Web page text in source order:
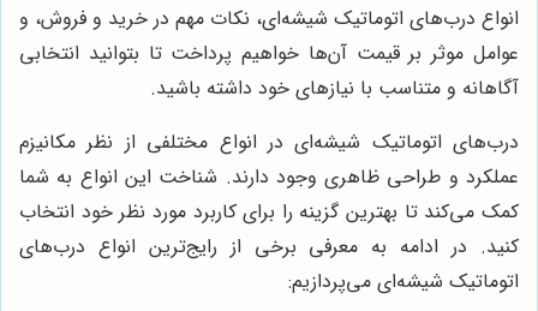
انواع درب‌های اتوماتیک شیشه‌ای، نکات مهم در خرید و فروش، و
عوامل موثر بر قیمت آن‌ها خواهیم پرداخت تا بتوانید انتخابی
آگاهانه و متناسب با نیازهای خود داشته باشید.
درب‌های اتوماتیک شیشه‌ای در انواع مختلفی از نظر مکانیزم
عملکرد و طراحی ظاهری وجود دارند. شناخت این انواع به شما
کمک می‌کند تا بهترین گزینه را برای کاربرد مورد نظر خود انتخاب
کنید. در ادامه به معرفی برخی از رایج‌ترین انواع درب‌های
اتوماتیک شیشه‌ای می‌پردازیم: